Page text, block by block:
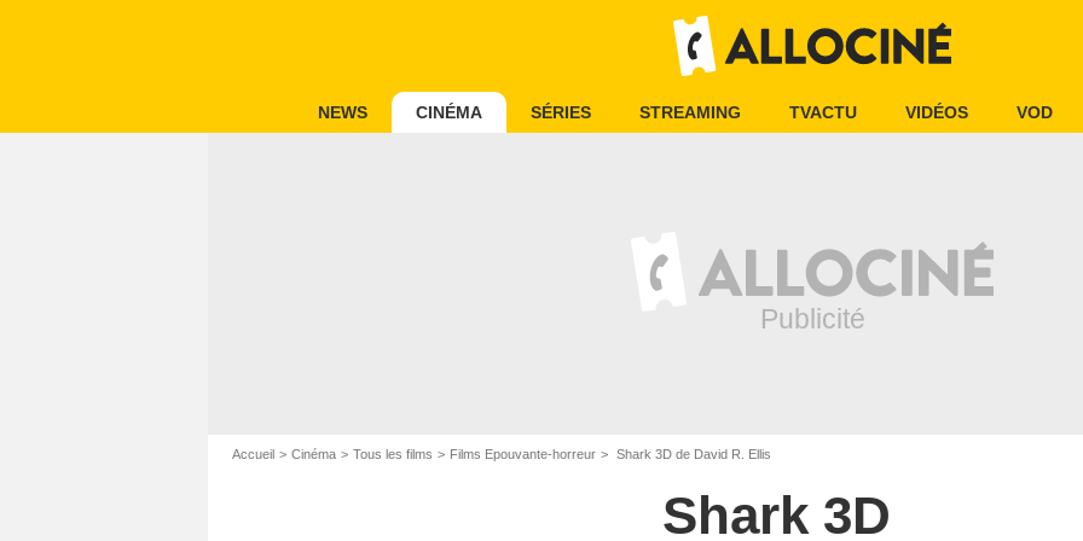
NEWS CINÉMA SÉRIES STREAMING TVACTU VIDÉOS VOD
Accueil Cinéma Tous les films Films Epouvante-horreur Shark 3D de David R. Ellis
Shark 3D